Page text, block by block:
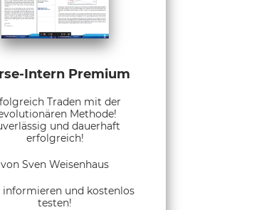
Intern Premium
Traden mit der
Methode!
und dauerhaft
erfolgreich!
von Sven Weisenhaus
informieren und kostenlos
testen!